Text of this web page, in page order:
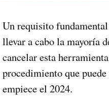
Un requisito
llevar a cabo la mayoría
cancelar esta
procedimiento que
empiece el 2024.